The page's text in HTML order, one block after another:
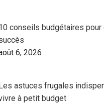
conseils budgétaires pour
6, 2026
astuces frugales
à petit budget